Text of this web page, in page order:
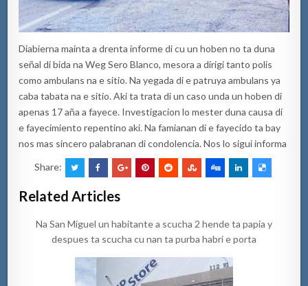
Diabierna mainta a drenta informe di cu un hoben no ta duna
señal di bida na Weg Sero Blanco, mesora a dirigi tanto polis
como ambulans na e sitio. Na yegada di e patruya ambulans ya
caba tabata na e sitio. Aki ta trata di un caso unda un hoben di
apenas 17 aña a fayece. Investigacion lo mester duna causa di
e fayecimiento repentino aki. Na famianan di e fayecido ta bay
nos mas sincero palabranan di condolencia. Nos lo sigui informa
Share:
Related Articles
Na San Miguel un habitante a scucha 2 hende ta papia y
despues ta scucha cu nan ta purba habri e porta